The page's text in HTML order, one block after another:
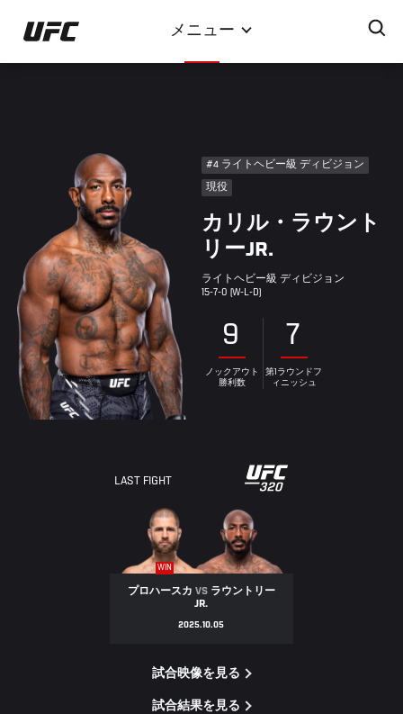
イ
ン
メニュー
#4 ライトヘビー級 ディビジョン
現役
カリル・ラウント
リーJR.
ライトヘビー級 ディビジョン
15-7-0 (W-L-D)
9
ノックアウト
勝利数
7
第1ラウンドフ
ィニッシュ
LAST FIGHT
WIN
プロハースカ VSラウントリー
JR.
2025.10.05
試合映像を見る
試合結果を見る